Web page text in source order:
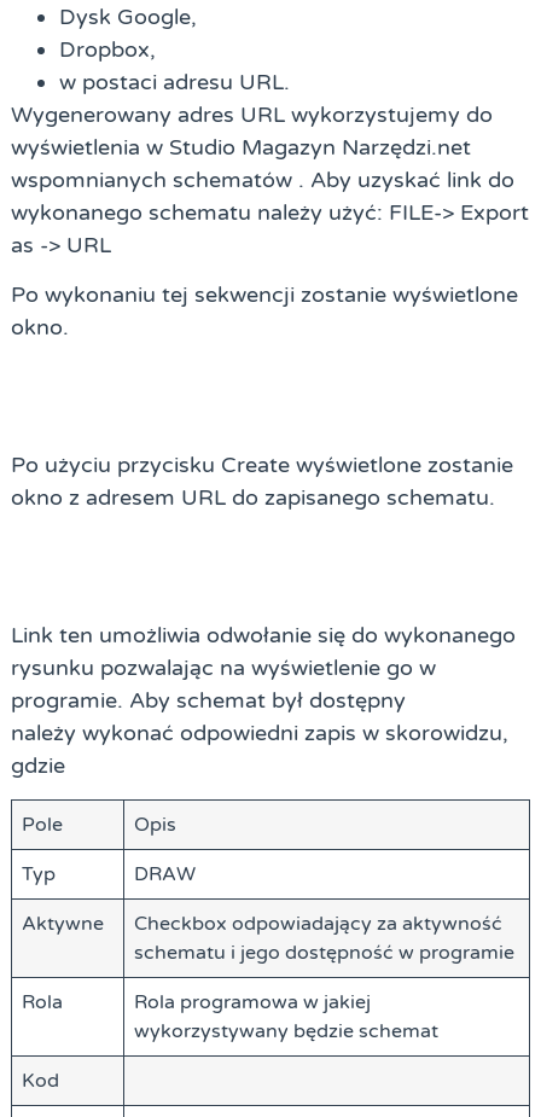
Dysk Google,
Dropbox,
w postaci adresu URL.
Wygenerowany adres URL wykorzystujemy do
wyświetlenia w Studio Magazyn Narzędzi.net
wspomnianych schematów . Aby uzyskać link do
wykonanego schematu należy użyć: FILE-> Export
as -> URL
Po wykonaniu tej sekwencji zostanie wyświetlone
okno.
Po użyciu przycisku Create wyświetlone zostanie
okno z adresem URL do zapisanego schematu.
Link ten umożliwia odwołanie się do wykonanego
rysunku pozwalając na wyświetlenie go w
programie. Aby schemat był dostępny
należy wykonać odpowiedni zapis w skorowidzu,
gdzie
Pole Opis
Typ DRAW
Aktywne
Checkbox odpowiadający za aktywność
schematu i jego dostępność w programie
Rola
Rola programowa w jakiej
wykorzystywany będzie schemat
Kod